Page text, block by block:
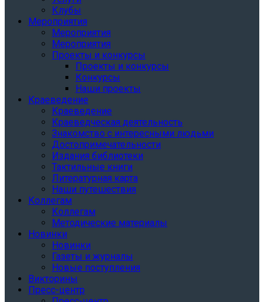
Клубы
Мероприятия
Мероприятия
Мероприятия
Проекты и конкурсы
Проекты и конкурсы
Конкурсы
Наши проекты
Краеведение
Краеведение
Краеведческая деятельность
Знакомство с интересными людьми
Достопримечательности
Издания библиотеки
Тактильные книги
Литературная карта
Наши путешествия
Коллегам
Коллегам
Методические материалы
Новинки
Новинки
Газеты и журналы
Новые поступления
Викторины
Пресс-центр